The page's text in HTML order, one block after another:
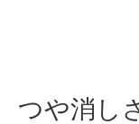
つや消し